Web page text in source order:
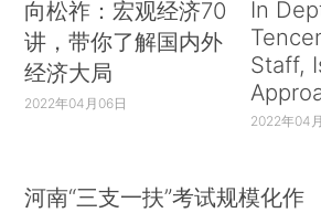
向松祚：宏观经济70
讲，带你了解国内外
经济大局
2022年04月06日
In
Staff,
2022年04
河南“三支一扶”考试规模化作